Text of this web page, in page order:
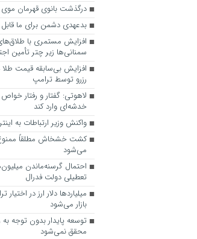
درگذشت بانوی قهرمان
بدعهدی دشمن برای ما
سمنانی‌ها زیر چتر تأمین
افزایش بی‌سابقه قیمت طلا
رزرو توسط ترامپ
لاهوتی: گفتار و رفتار خواص
خدشه‌ای وارد کند
واکنش وزیر ارتباطات به
کشت خشخاش مطلقاً
می‌شود
احتمال گرسنه‌ماندن
تعطیلی دولت فدرال
میلیارد‌ها دلار ارز در
بازار می‌شود
توسعه پایدار بدون توجه
محقق نمی‌شود